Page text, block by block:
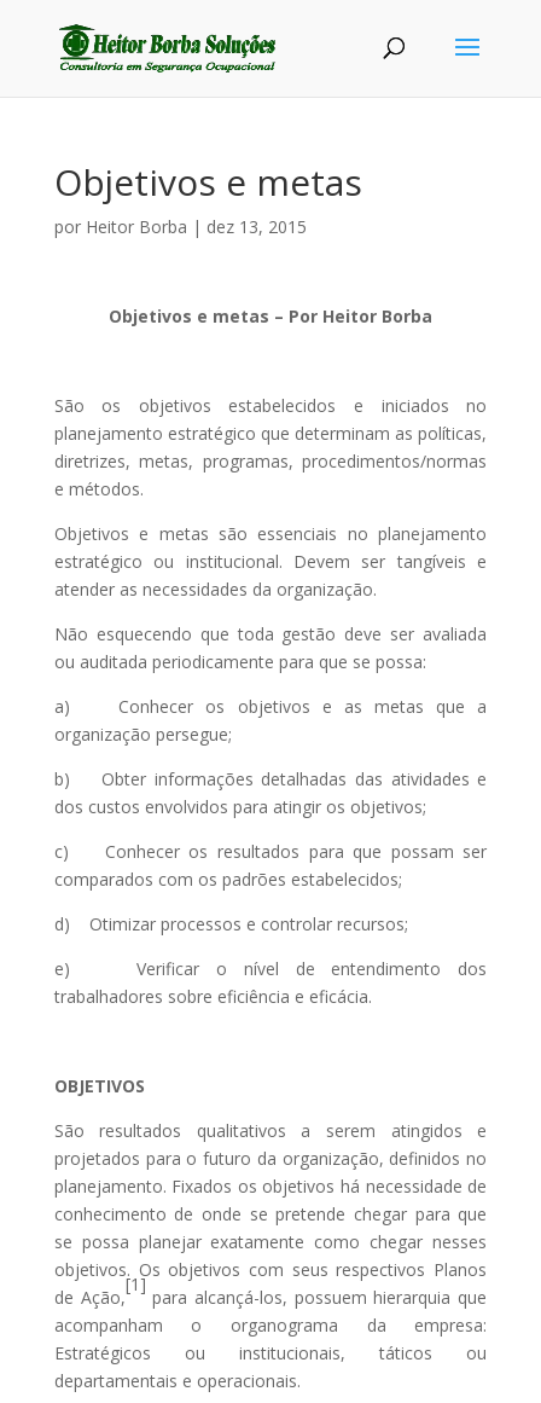
Objetivos e metas
por Heitor Borba | dez 13, 2015
Objetivos e metas – Por Heitor Borba
São os objetivos estabelecidos e iniciados no
planejamento estratégico que determinam as políticas,
diretrizes, metas, programas, procedimentos/normas
e métodos.
Objetivos e metas são essenciais no planejamento
estratégico ou institucional. Devem ser tangíveis e
atender as necessidades da organização.
Não esquecendo que toda gestão deve ser avaliada
ou auditada periodicamente para que se possa:
a) Conhecer os objetivos e as metas que a
organização persegue;
b) Obter informações detalhadas das atividades e
dos custos envolvidos para atingir os objetivos;
c) Conhecer os resultados para que possam ser
comparados com os padrões estabelecidos;
d) Otimizar processos e controlar recursos;
e) Verificar o nível de entendimento dos
trabalhadores sobre eficiência e eficácia.
OBJETIVOS
São resultados qualitativos a serem atingidos e
projetados para o futuro da organização, definidos no
planejamento. Fixados os objetivos há necessidade de
conhecimento de onde se pretende chegar para que
se possa planejar exatamente como chegar nesses
objetivos. Os objetivos com seus respectivos Planos
de Ação,
[1]
para alcançá-los, possuem hierarquia que
acompanham o organograma da empresa:
Estratégicos ou institucionais, táticos ou
departamentais e operacionais.